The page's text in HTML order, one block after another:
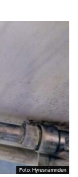
Foto: Hyresnämnden
Foto: Hyresnämnden